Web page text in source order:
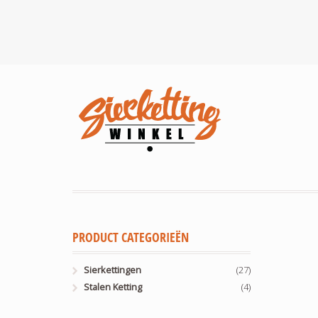
PRODUCT CATEGORIEËN
Sierkettingen
(27)
Stalen Ketting
(4)